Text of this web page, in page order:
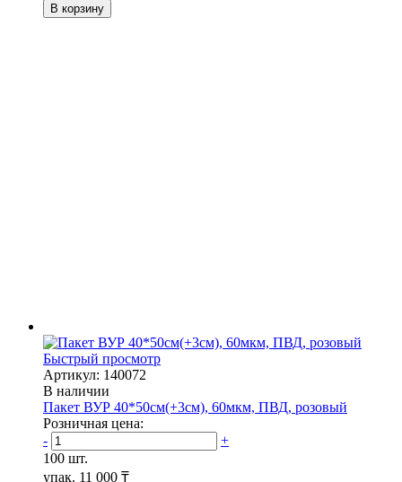
В корзину
Быстрый просмотр
Артикул: 140072
В наличии
Пакет ВУР 40*50см(+3см), 60мкм, ПВД, розовый
Розничная цена:
-
+
100 шт.
упак. 11 000 ₸